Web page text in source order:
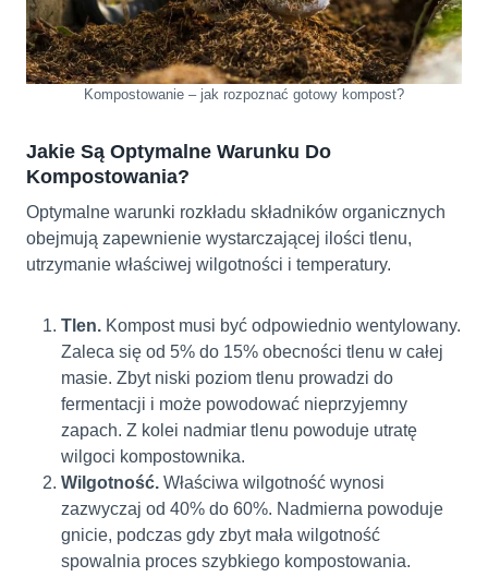
Kompostowanie – jak rozpoznać gotowy kompost?
Jakie Są Optymalne Warunku Do
Kompostowania?
Optymalne warunki rozkładu składników organicznych
obejmują zapewnienie wystarczającej ilości tlenu,
utrzymanie właściwej wilgotności i temperatury.
Tlen. Kompost musi być odpowiednio wentylowany.
Zaleca się od 5% do 15% obecności tlenu w całej
masie. Zbyt niski poziom tlenu prowadzi do
fermentacji i może powodować nieprzyjemny
zapach. Z kolei nadmiar tlenu powoduje utratę
wilgoci kompostownika.
Wilgotność. Właściwa wilgotność wynosi
zazwyczaj od 40% do 60%. Nadmierna powoduje
gnicie, podczas gdy zbyt mała wilgotność
spowalnia proces szybkiego kompostowania.